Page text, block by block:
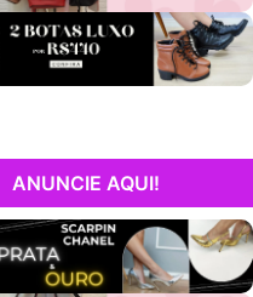
ANUNCIE AQUI!